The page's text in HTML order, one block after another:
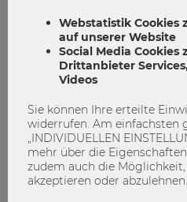
Schreiben ist wie
lernen
Diplomarbeit
Webstatistik Cookies
auf unserer Website
Social Media
Drittanbieter
Videos
Sie können Ihre erteilte
widerrufen. Am einfachsten
„INDIVIDUELLEN
mehr über die
zudem auch die Möglichkeit,
akzeptieren oder abzulehnen.